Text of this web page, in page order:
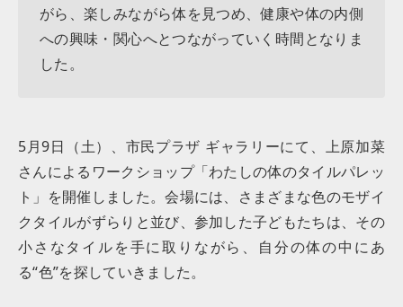
がら、楽しみながら体を見つめ、健康や体の内側
への興味・関心へとつながっていく時間となりま
した。
5月9日（土）、市民プラザ ギャラリーにて、上原加菜
さんによるワークショップ「わたしの体のタイルパレッ
ト」を開催しました。会場には、さまざまな色のモザイ
クタイルがずらりと並び、参加した子どもたちは、その
小さなタイルを手に取りながら、自分の体の中にあ
る“色”を探していきました。